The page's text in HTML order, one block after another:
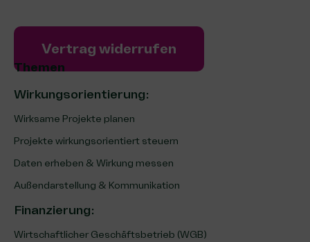
Vertrag widerrufen
Themen
Wirkungsorientierung:
Wirksame Projekte planen
Projekte wirkungsorientiert steuern
Daten erheben & Wirkung messen
Außendarstellung & Kommunikation
Finanzierung:
Wirtschaftlicher Geschäftsbetrieb (WGB)